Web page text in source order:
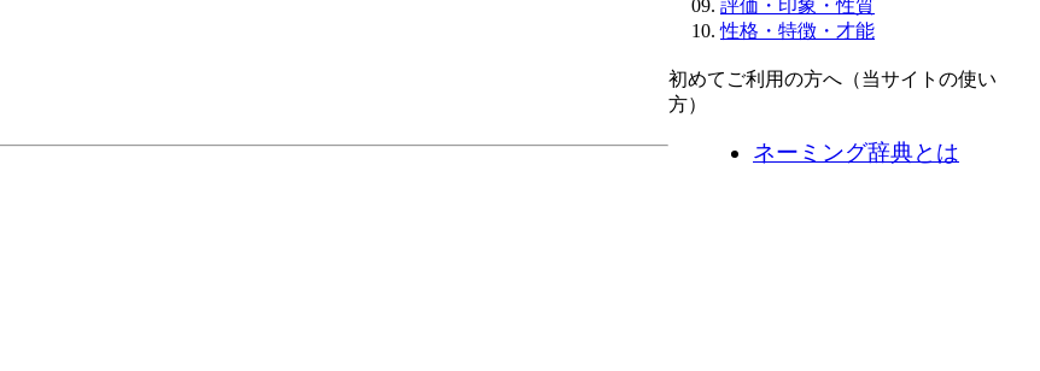
評価・印象・性質
性格・特徴・才能
初めてご利用の方へ（当サイトの使い
方）
ネーミング辞典とは